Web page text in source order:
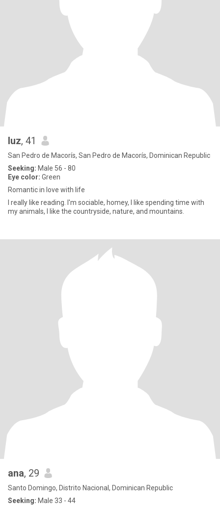
luz, 41
San Pedro de Macorís, San Pedro de Macorís, Dominican Republic
Seeking: Male 56 - 80
Eye color: Green
Romantic in love with life
I really like reading. I'm sociable, homey, I like spending time with
my animals, I like the countryside, nature, and mountains.
ana, 29
Santo Domingo, Distrito Nacional, Dominican Republic
Seeking: Male 33 - 44